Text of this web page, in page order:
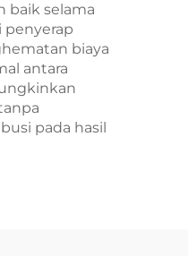
baik selama
penyerap
biaya
antara
pada hasil